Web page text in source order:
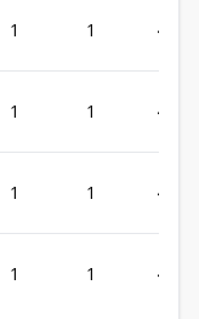
1 1 46
1 1 46
1 1 46
1 1 46